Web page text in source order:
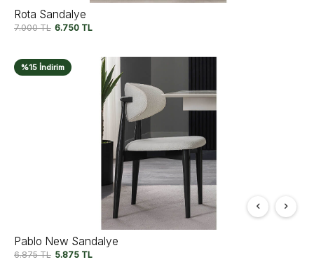
Rota Sandalye
7.000TL 6.750 TL
%15 İndirim
Pablo New Sandalye
6.875TL 5.875 TL